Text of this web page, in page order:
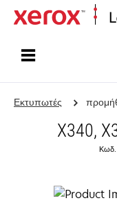
Εκτυπωτές
X340,
Κωδ.